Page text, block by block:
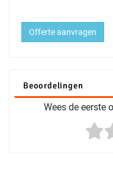
Offerte aanvragen
Beoordelingen
Wees de eerste